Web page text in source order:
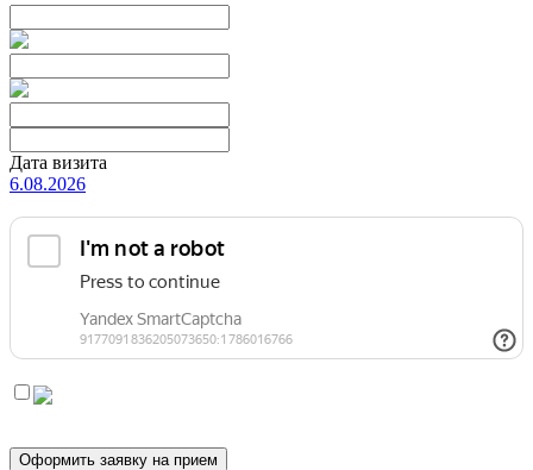
Дата визита
6.08.2026
Оформить заявку на прием